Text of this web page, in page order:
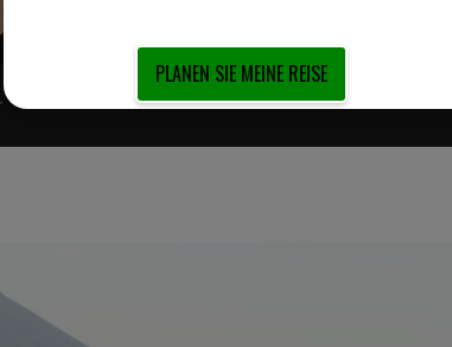
PLANEN SIE MEINE REISE